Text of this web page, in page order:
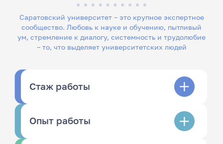
Саратовский университет – это крупное экспертное
сообщество. Любовь к науке и обучению, пытливый
ум, стремление к диалогу, системность и трудолюбие
– то, что выделяет университетских людей
Стаж работы
Опыт работы